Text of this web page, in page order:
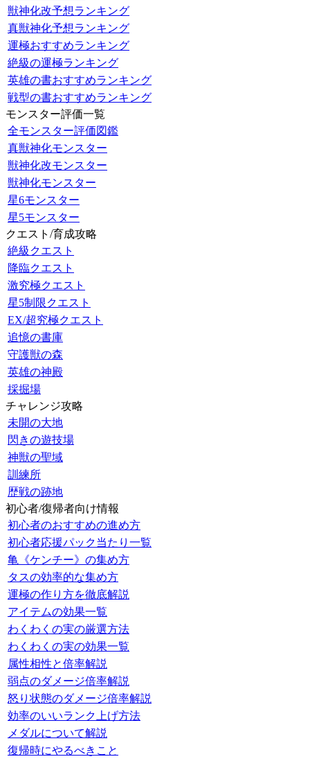
獣神化改予想ランキング
真獣神化予想ランキング
運極おすすめランキング
絶級の運極ランキング
英雄の書おすすめランキング
戦型の書おすすめランキング
モンスター評価一覧
全モンスター評価図鑑
真獣神化モンスター
獣神化改モンスター
獣神化モンスター
星6モンスター
星5モンスター
クエスト/育成攻略
絶級クエスト
降臨クエスト
激究極クエスト
星5制限クエスト
EX/超究極クエスト
追憶の書庫
守護獣の森
英雄の神殿
採掘場
チャレンジ攻略
未開の大地
閃きの遊技場
神獣の聖域
訓練所
歴戦の跡地
初心者/復帰者向け情報
初心者のおすすめの進め方
初心者応援パック当たり一覧
亀《ケンチー》の集め方
タスの効率的な集め方
運極の作り方を徹底解説
アイテムの効果一覧
わくわくの実の厳選方法
わくわくの実の効果一覧
属性相性と倍率解説
弱点のダメージ倍率解説
怒り状態のダメージ倍率解説
効率のいいランク上げ方法
メダルについて解説
復帰時にやるべきこと